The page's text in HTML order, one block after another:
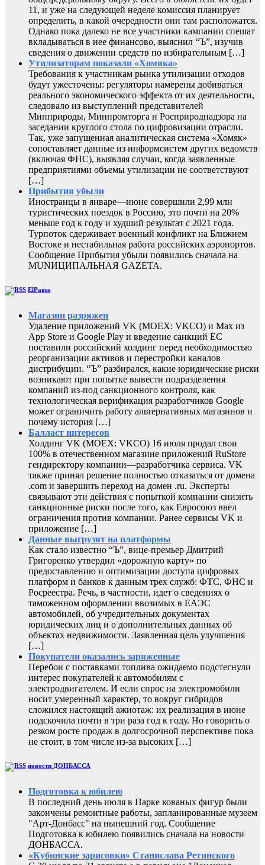
11, и уже на следующей неделе комиссия планирует
определить, в какой очередности они там расположатся.
Однако пока далеко не все участники кампании спешат
вкладываться в нее финансово, выяснил “Ъ”, изучив
сведения о движении средств по избирательным […]
Утилизаторам показали «Хомяка»
Требования к участникам рынка утилизации отходов
будут ужесточены: регуляторы намерены добиваться
реального экономического эффекта от их деятельности,
следовало из выступлений представителей
Минприроды, Минпромторга и Росприроднадзора на
заседании круглого стола по цифровизации отрасли.
Так, уже запущенная аналитическая система «Хомяк»
сопоставляет данные из информсистем других ведомств
(включая ФНС), выявляя случаи, когда заявленные
предприятиями объемы утилизации не соответствуют
[…]
Прибытия убыли
Иностранцы в январе—июне совершили 2,99 млн
туристических поездок в Россию, это почти на 20%
меньше год к году и худший результат с 2021 года.
Турпоток сдерживает военный конфликт на Ближнем
Востоке и нестабильная работа российских аэропортов.
Сообщение Прибытия убыли появились сначала на
MUNИЦИПАЛЬНАЯ GAZЕТА.
ElPages
Магазин разряжен
Удаление приложений VK (MOEX: VKCO) и Max из
App Store и Google Play и введение санкций ЕС
поставили российский холдинг перед необходимостью
реорганизации активов и перестройки каналов
дистрибуции. “Ъ” разбирался, какие юридические риски
возникают при попытке вывести подразделения
компаний из-под санкционного контроля, как
технологическая верификация разработчиков Google
может ограничить работу альтернативных магазинов и
почему история […]
Балласт интересов
Холдинг VK (MOEX: VKCO) 16 июля продал свои
100% в отечественном магазине приложений RuStore
гендиректору компании—разработчика сервиса. VK
также принял решение полностью отказаться от домена
.com и завершить переход на домен .ru. Эксперты
связывают эти действия с попыткой компании снизить
санкционные риски после того, как Евросоюз ввел
ограничения против компании. Ранее сервисы VK и
приложение […]
Данные выгрузят на платформы
Как стало известно “Ъ”, вице-премьер Дмитрий
Григоренко утвердил «дорожную карту» по
предоставлению и оптимизации доступа цифровых
платформ и банков к данным трех служб: ФТС, ФНС и
Росреестра. Речь, в частности, идет о сведениях о
таможенном оформлении ввозимых в ЕАЭС
автомобилей, об учредительных документах
юридических лиц и о дополнительных данных об
объектах недвижимости. Заявленная цель улучшения
[…]
Покупатели оказались заряженные
Перебои с поставками топлива ожидаемо подстегнули
интерес покупателей к автомобилям с
электродвигателем. И если спрос на электромобили
носит умеренный характер, то вокруг гибридов
сложился настоящий ажиотаж: их реализация в июне
подскочила почти в три раза год к году. Но говорить о
резком росте продаж в долгосрочной перспективе пока
не стоит, в том числе из-за высоких […]
новости ДОНБАССА
Подготовка к юбилею
В последний день июля в Парке кованых фигур были
закончены ремонтные работы, запланированные музеем
"Арт-Донбасс" на нынешний год. Сообщение
Подготовка к юбилею появились сначала на новости
ДОНБАССА.
«Кубинские зарисовки» Станислава Ретинского